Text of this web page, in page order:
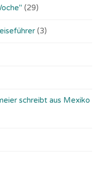
(29)
(3)
schreibt aus Mexiko